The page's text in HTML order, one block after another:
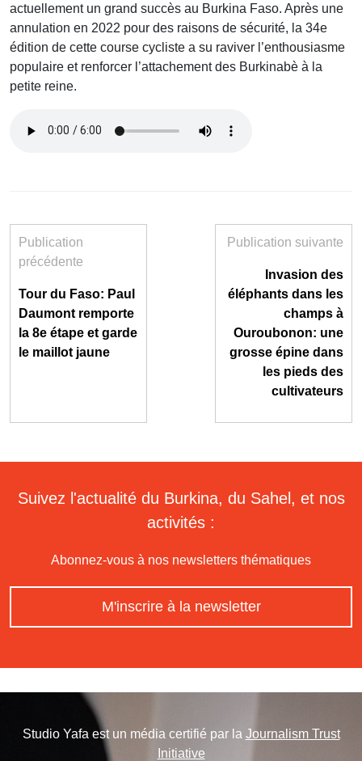
actuellement un grand succès au Burkina Faso. Après une
annulation en 2022 pour des raisons de sécurité, la 34e
édition de cette course cycliste a su raviver l’enthousiasme
populaire et renforcer l’attachement des Burkinabè à la
petite reine.
Publication
précédente
Tour du Faso: Paul
Daumont remporte
la 8e étape et garde
le maillot jaune
Publication suivante
Invasion des
éléphants dans les
champs à
Ouroubonon: une
grosse épine dans
les pieds des
cultivateurs
Suivez l'actualité du Burkina, du Sahel, et nos
activités :
Abonnez-vous à nos newsletters thématiques
M'inscrire à la newsletter
Studio Yafa est un média certifié par la Journalism Trust
Initiative